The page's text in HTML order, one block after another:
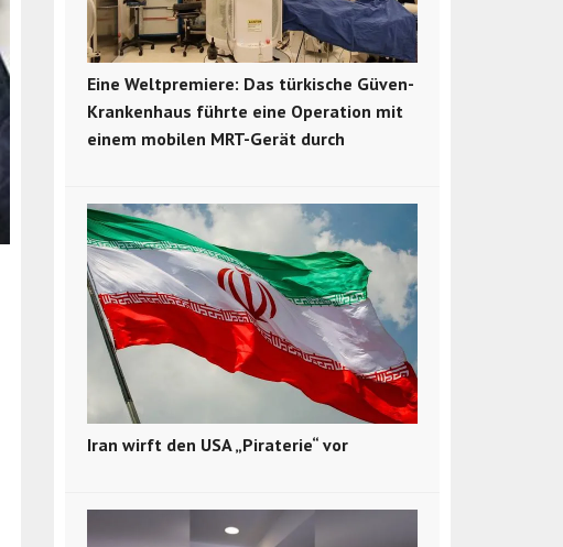
Eine Weltpremiere: Das türkische Güven-
Krankenhaus führte eine Operation mit
einem mobilen MRT-Gerät durch
Iran wirft den USA „Piraterie“ vor